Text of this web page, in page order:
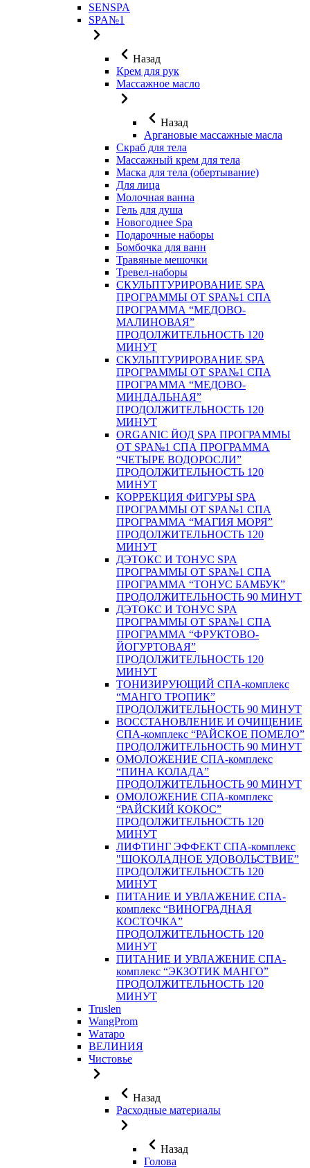
SENSPA
SPA№1
Назад
Крем для рук
Массажное масло
Назад
Аргановые массажные масла
Скраб для тела
Массажный крем для тела
Маска для тела (обертывание)
Для лица
Молочная ванна
Гель для душа
Новогоднее Spa
Подарочные наборы
Бомбочка для ванн
Травяные мешочки
Тревел-наборы
СКУЛЬПТУРИРОВАНИЕ SPA
ПРОГРАММЫ ОТ SPA№1 СПА
ПРОГРАММА “МЕДОВО-
МАЛИНОВАЯ”
ПРОДОЛЖИТЕЛЬНОСТЬ 120
МИНУТ
СКУЛЬПТУРИРОВАНИЕ SPA
ПРОГРАММЫ ОТ SPA№1 СПА
ПРОГРАММА “МЕДОВО-
МИНДАЛЬНАЯ”
ПРОДОЛЖИТЕЛЬНОСТЬ 120
МИНУТ
ORGANIC ЙОД SPA ПРОГРАММЫ
ОТ SPA№1 СПА ПРОГРАММА
“ЧЕТЫРЕ ВОДОРОСЛИ”
ПРОДОЛЖИТЕЛЬНОСТЬ 120
МИНУТ
КОРРЕКЦИЯ ФИГУРЫ SPA
ПРОГРАММЫ ОТ SPA№1 СПА
ПРОГРАММА “МАГИЯ МОРЯ”
ПРОДОЛЖИТЕЛЬНОСТЬ 120
МИНУТ
ДЭТОКС И ТОНУС SPA
ПРОГРАММЫ ОТ SPA№1 СПА
ПРОГРАММА “ТОНУС БАМБУК”
ПРОДОЛЖИТЕЛЬНОСТЬ 90 МИНУТ
ДЭТОКС И ТОНУС SPA
ПРОГРАММЫ ОТ SPA№1 СПА
ПРОГРАММА “ФРУКТОВО-
ЙОГУРТОВАЯ”
ПРОДОЛЖИТЕЛЬНОСТЬ 120
МИНУТ
ТОНИЗИРУЮЩИЙ СПА-комплекс
“МАНГО ТРОПИК”
ПРОДОЛЖИТЕЛЬНОСТЬ 90 МИНУТ
ВОССТАНОВЛЕНИЕ И ОЧИЩЕНИЕ
СПА-комплекс “РАЙСКОЕ ПОМЕЛО”
ПРОДОЛЖИТЕЛЬНОСТЬ 90 МИНУТ
ОМОЛОЖЕНИЕ СПА-комплекс
“ПИНА КОЛАДА”
ПРОДОЛЖИТЕЛЬНОСТЬ 90 МИНУТ
ОМОЛОЖЕНИЕ СПА-комплекс
“РАЙСКИЙ КОКОС”
ПРОДОЛЖИТЕЛЬНОСТЬ 120
МИНУТ
ЛИФТИНГ ЭФФЕКТ СПА-комплекс
"ШОКОЛАДНОЕ УДОВОЛЬСТВИЕ”
ПРОДОЛЖИТЕЛЬНОСТЬ 120
МИНУТ
ПИТАНИЕ И УВЛАЖЕНИЕ СПА-
комплекс “ВИНОГРАДНАЯ
КОСТОЧКА”
ПРОДОЛЖИТЕЛЬНОСТЬ 120
МИНУТ
ПИТАНИЕ И УВЛАЖЕНИЕ СПА-
комплекс “ЭКЗОТИК МАНГО”
ПРОДОЛЖИТЕЛЬНОСТЬ 120
МИНУТ
Truslen
WangProm
Wатаро
ВЕЛИНИЯ
Чистовье
Назад
Расходные материалы
Назад
Голова